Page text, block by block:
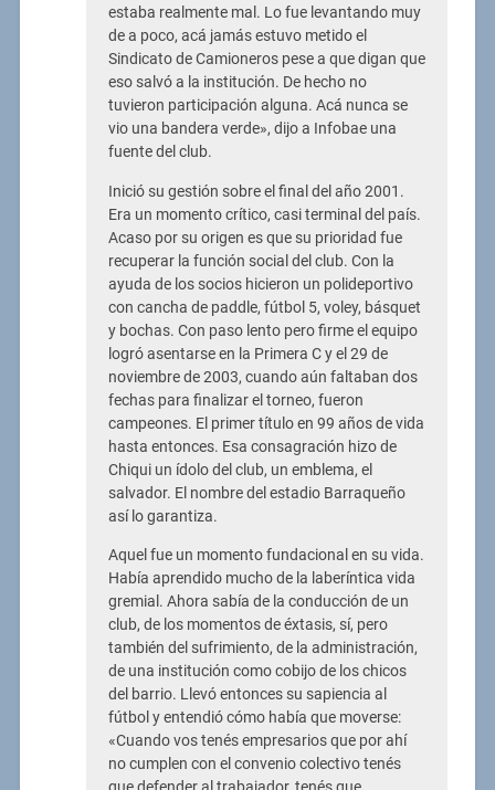
estaba realmente mal. Lo fue levantando muy
de a poco, acá jamás estuvo metido el
Sindicato de Camioneros pese a que digan que
eso salvó a la institución. De hecho no
tuvieron participación alguna. Acá nunca se
vio una bandera verde», dijo a Infobae una
fuente del club.
Inició su gestión sobre el final del año 2001.
Era un momento crítico, casi terminal del país.
Acaso por su origen es que su prioridad fue
recuperar la función social del club. Con la
ayuda de los socios hicieron un polideportivo
con cancha de paddle, fútbol 5, voley, básquet
y bochas. Con paso lento pero firme el equipo
logró asentarse en la Primera C y el 29 de
noviembre de 2003, cuando aún faltaban dos
fechas para finalizar el torneo, fueron
campeones. El primer título en 99 años de vida
hasta entonces. Esa consagración hizo de
Chiqui un ídolo del club, un emblema, el
salvador. El nombre del estadio Barraqueño
así lo garantiza.
Aquel fue un momento fundacional en su vida.
Había aprendido mucho de la laberíntica vida
gremial. Ahora sabía de la conducción de un
club, de los momentos de éxtasis, sí, pero
también del sufrimiento, de la administración,
de una institución como cobijo de los chicos
del barrio. Llevó entonces su sapiencia al
fútbol y entendió cómo había que moverse:
«Cuando vos tenés empresarios que por ahí
no cumplen con el convenio colectivo tenés